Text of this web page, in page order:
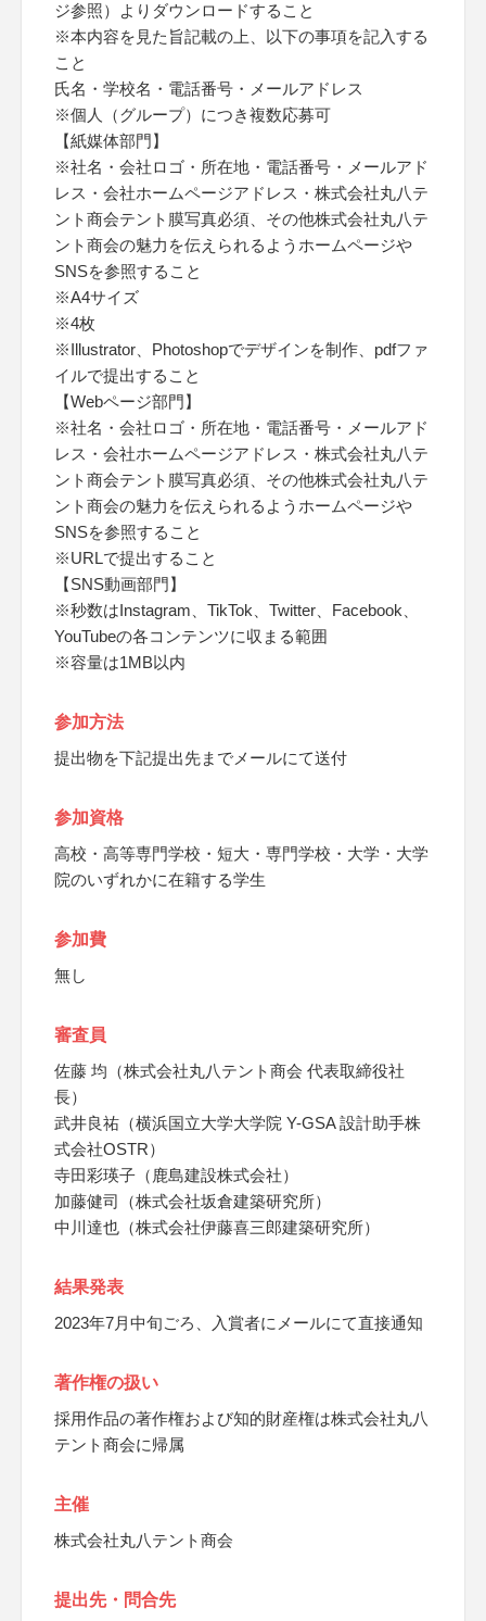
ジ参照）よりダウンロードすること
※本内容を見た旨記載の上、以下の事項を記入する
こと
氏名・学校名・電話番号・メールアドレス
※個人（グループ）につき複数応募可
【紙媒体部門】
※社名・会社ロゴ・所在地・電話番号・メールアド
レス・会社ホームページアドレス・株式会社丸八テ
ント商会テント膜写真必須、その他株式会社丸八テ
ント商会の魅力を伝えられるようホームページや
SNSを参照すること
※A4サイズ
※4枚
※Illustrator、Photoshopでデザインを制作、pdfファ
イルで提出すること
【Webページ部門】
※社名・会社ロゴ・所在地・電話番号・メールアド
レス・会社ホームページアドレス・株式会社丸八テ
ント商会テント膜写真必須、その他株式会社丸八テ
ント商会の魅力を伝えられるようホームページや
SNSを参照すること
※URLで提出すること
【SNS動画部門】
※秒数はInstagram、TikTok、Twitter、Facebook、
YouTubeの各コンテンツに収まる範囲
※容量は1MB以内
参加方法
提出物を下記提出先までメールにて送付
参加資格
高校・高等専門学校・短大・専門学校・大学・大学
院のいずれかに在籍する学生
参加費
無し
審査員
佐藤 均（株式会社丸八テント商会 代表取締役社
長）
武井良祐（横浜国立大学大学院 Y-GSA 設計助手株
式会社OSTR）
寺田彩瑛子（鹿島建設株式会社）
加藤健司（株式会社坂倉建築研究所）
中川達也（株式会社伊藤喜三郎建築研究所）
結果発表
2023年7月中旬ごろ、入賞者にメールにて直接通知
著作権の扱い
採用作品の著作権および知的財産権は株式会社丸八
テント商会に帰属
主催
株式会社丸八テント商会
提出先・問合先